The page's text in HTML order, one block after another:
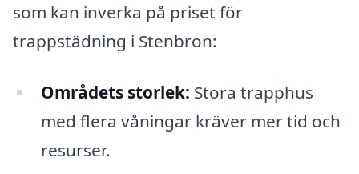
som kan inverka på priset för
trappstädning i Stenbron:
Områdets storlek: Stora trapphus
med flera våningar kräver mer tid och
resurser.